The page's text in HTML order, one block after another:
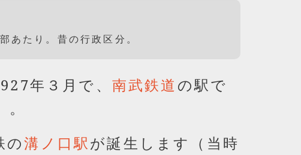
あたり。昔の行政区分。
年３月で、 南武鉄道 の駅で
の溝ノ口駅 が誕生します（当時